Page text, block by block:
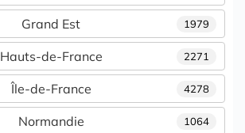
1979
Grand Est
2271
Hauts-de-France
4278
Île-de-France
1064
Normandie